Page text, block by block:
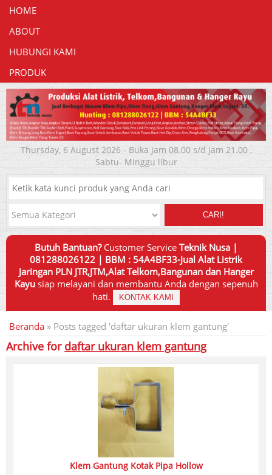
HOME
ABOUT
HUBUNGI KAMI
PRODUK
Thursday, 6 August 2026 - Buka jam 08.00 s/d jam 21.00 ,
Sabtu- Minggu libur
CARI!
Butuh Bantuan?Customer Service Teknik Nusa |
081288026122 | BBM : 54A4BF33-Jual Alat Listrik
Jaringan PLN JTR,JTM,Alat Telkom,Bangunan dan Hanger
Kayusiap melayani dan membantu Anda dengan sepenuh
hati.
KONTAK KAMI
Beranda » Posts tagged 'daftar ukuran klem gantung'
Archive for daftar ukuran klem gantung
Klem Gantung Kotak Pipa Hollow